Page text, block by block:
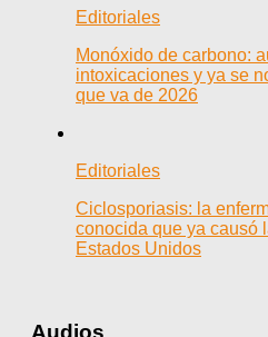
Editoriales
Monóxido de carbono:
intoxicaciones y ya se
que va de 2026
Editoriales
Ciclosporiasis: la
conocida que ya causó
Estados Unidos
Audios